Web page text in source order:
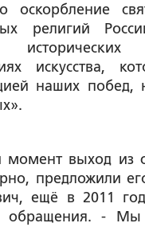
оскорбление
религий
искусства,
наших побед,
выход из
предложили
ещё в 2011
обращения. -